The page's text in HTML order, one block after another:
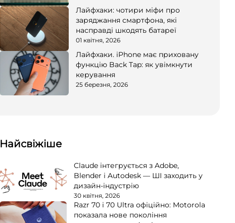
Лайфхаки: чотири міфи про
заряджання смартфона, які
насправді шкодять батареї
01 квітня, 2026
Лайфхаки. iPhone має приховану
функцію Back Tap: як увімкнути
керування
25 березня, 2026
Найсвіжіше
Claude інтегрується з Adobe,
Blender і Autodesk — ШІ заходить у
дизайн-індустрію
30 квітня, 2026
Razr 70 і 70 Ultra офіційно: Motorola
показала нове покоління